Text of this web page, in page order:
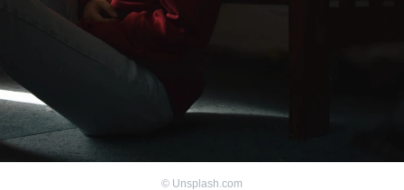
© Unsplash.com